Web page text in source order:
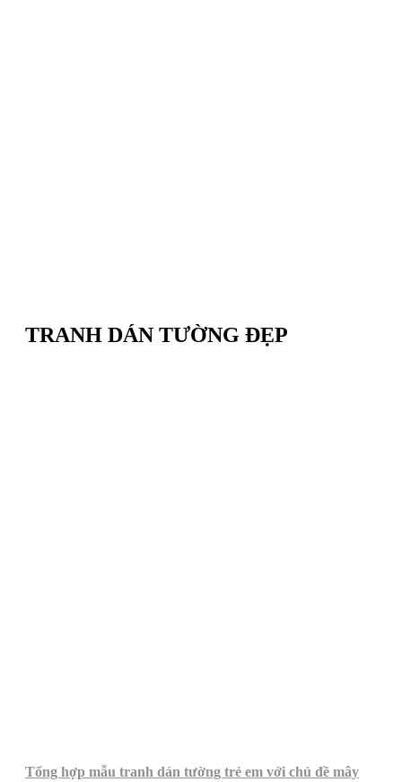
TRANH DÁN TƯỜNG ĐẸP
Tổng hợp mẫu tranh dán tường trẻ em với chủ đề mây